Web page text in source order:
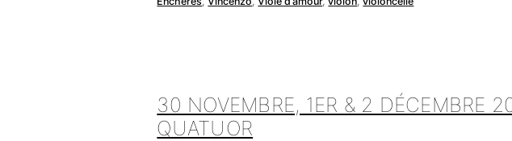
30 NOVEMBRE, 1ER & 2 DÉCEMBRE
QUATUOR